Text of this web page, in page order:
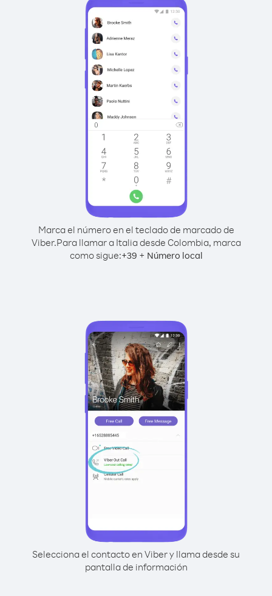
Marca el número en el teclado de marcado de
Viber.Para llamar a Italia desde Colombia, marca
como sigue:+39 + Número local
Selecciona el contacto en Viber y llama desde su
pantalla de información